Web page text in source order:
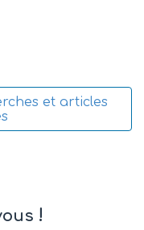
et articles
!